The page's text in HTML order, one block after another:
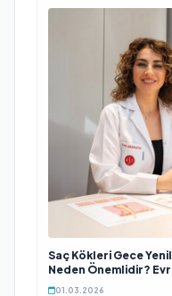
Saç Kökleri Gece
Neden Önemlidir?
01.03.2026